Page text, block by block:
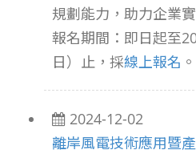
規劃能力，助力企業
報名期間：即日起至
日）止，採線上報名 。
2024-12-02
離岸風電技術應用暨